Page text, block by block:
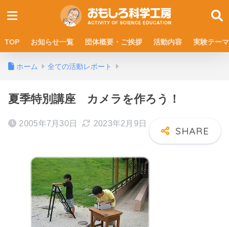
TOP お知らせ一覧 団体概要・ご挨拶 活動内容 実験テーマ
ホーム 全ての活動レポート
夏季特別講座 カメラを作ろう！
2005年7月30日 2023年2月9日